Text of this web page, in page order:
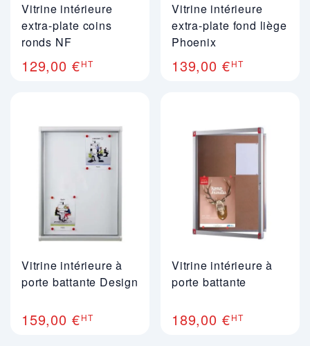
Vitrine intérieure
extra-plate coins
ronds NF
129,00 €HT
Vitrine intérieure
extra-plate fond liège
Phoenix
139,00 €HT
Vitrine intérieure à
porte battante Design
159,00 €HT
Vitrine intérieure à
porte battante
189,00 €HT